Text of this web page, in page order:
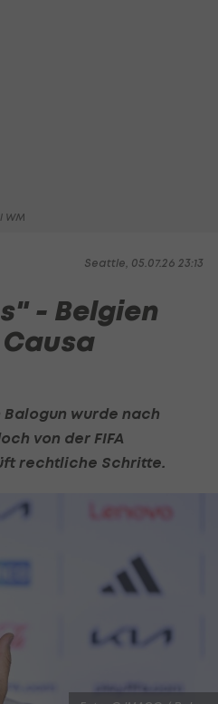
WM
Seattle, 05.07.26 23:13
- Belgien
Balogun wurde nach
von der FIFA
rechtliche Schritte.